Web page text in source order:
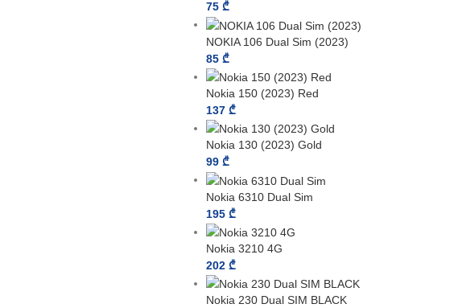
75 ₾
NOKIA 106 Dual Sim (2023)
85 ₾
Nokia 150 (2023) Red
137 ₾
Nokia 130 (2023) Gold
99 ₾
Nokia 6310 Dual Sim
195 ₾
Nokia 3210 4G
202 ₾
Nokia 230 Dual SIM BLACK